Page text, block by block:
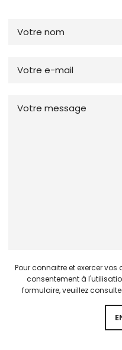
Pour connaitre et exercer
consentement à
formulaire, veuillez